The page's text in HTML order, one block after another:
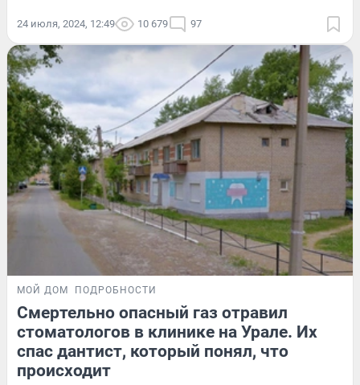
24 июля, 2024, 12:49 10 679 97
МОЙ ДОМ ПОДРОБНОСТИ
Смертельно опасный газ отравил
стоматологов в клинике на Урале. Их
спас дантист, который понял, что
происходит